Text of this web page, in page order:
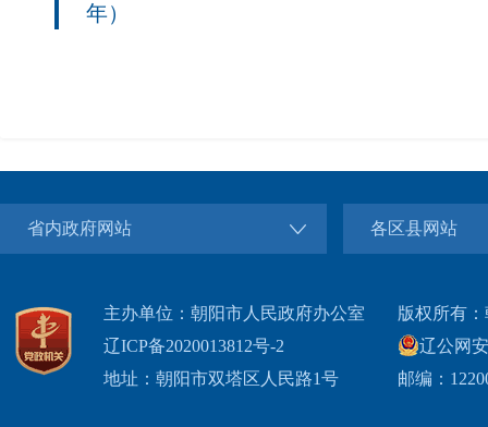
年）
省内政府网站 各区县网站
主办单位：朝阳市人民政府办公室
辽ICP备2020013812号-2
地址：朝阳市双塔区人民路1号
版权所有
辽公网
邮编：